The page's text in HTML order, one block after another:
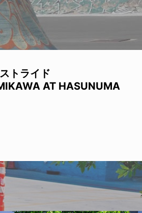
トライド
AT HASUNUMA